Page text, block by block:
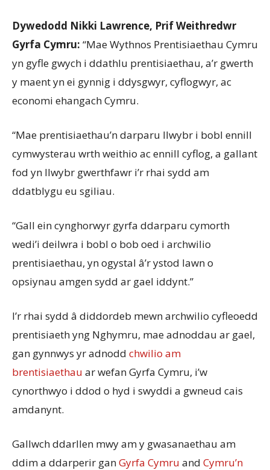
Dywedodd Nikki Lawrence, Prif Weithredwr
Gyrfa Cymru: “Mae Wythnos Prentisiaethau Cymru
yn gyfle gwych i ddathlu prentisiaethau, a’r gwerth
y maent yn ei gynnig i ddysgwyr, cyflogwyr, ac
economi ehangach Cymru.
“Mae prentisiaethau’n darparu llwybr i bobl ennill
cymwysterau wrth weithio ac ennill cyflog, a gallant
fod yn llwybr gwerthfawr i’r rhai sydd am
ddatblygu eu sgiliau.
“Gall ein cynghorwyr gyrfa ddarparu cymorth
wedi’i deilwra i bobl o bob oed i archwilio
prentisiaethau, yn ogystal â’r ystod lawn o
opsiynau amgen sydd ar gael iddynt.”
I’r rhai sydd â diddordeb mewn archwilio cyfleoedd
prentisiaeth yng Nghymru, mae adnoddau ar gael,
gan gynnwys yr adnodd chwilio am
brentisiaethau ar wefan Gyrfa Cymru, i’w
cynorthwyo i ddod o hyd i swyddi a gwneud cais
amdanynt.
Gallwch ddarllen mwy am y gwasanaethau am
ddim a ddarperir ganGyrfa Cymru and Cymru’n